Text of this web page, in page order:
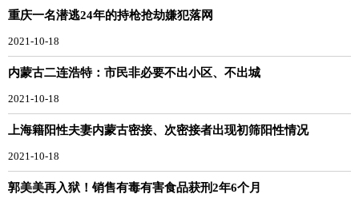
重庆一名潜逃24年的持枪抢劫嫌犯落网
2021-10-18
内蒙古二连浩特：市民非必要不出小区、不出城
2021-10-18
上海籍阳性夫妻内蒙古密接、次密接者出现初筛阳性情况
2021-10-18
郭美美再入狱！销售有毒有害食品获刑2年6个月